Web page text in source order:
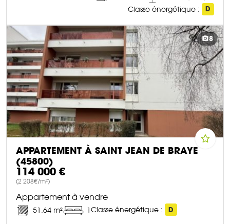
Classe énergétique :
D
DÉCOUVRIR CE BIEN
8
APPARTEMENT À SAINT JEAN DE BRAYE
(45800)
114 000 €
(2 208€/m²)
Appartement à vendre
51.64 m² 1Classe énergétique : D